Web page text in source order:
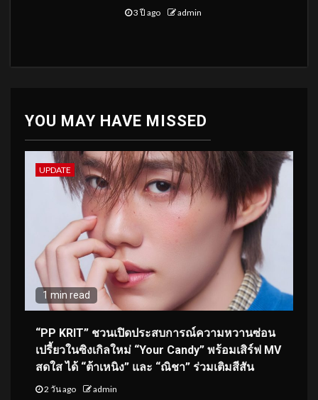
3 ปี ago admin
YOU MAY HAVE MISSED
UPDATE
1 min read
“PP KRIT” ชวนเปิดประสบการณ์ความหวานซ่อน
เปรี้ยวในซิงเกิลใหม่ “Your Candy” พร้อมเสิร์ฟ MV
สดใส ได้ “ต้าเหนิง” และ “ณิชา” ร่วมเติมสีสัน
2 วัน ago admin